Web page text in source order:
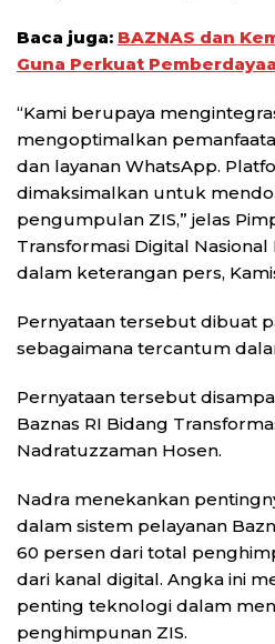
Baca juga: BAZNAS dan
Guna Perkuat
“Kami berupaya
mengoptimalkan
dan layanan WhatsApp.
dimaksimalkan untuk
pengumpulan ZIS,” jelas
Transformasi Digital
dalam keterangan pers,
Pernyataan tersebut dibuat
sebagaimana tercantum
Pernyataan tersebut
Baznas RI Bidang
Nadratuzzaman Hosen.
Nadra menekankan
dalam sistem pelayanan
60 persen dari total
dari kanal digital. Angka ini
penting teknologi dalam
penghimpunan ZIS.